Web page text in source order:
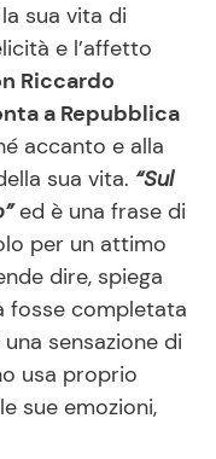
in TV
Piatti
Facili e Veloci
Feste
per Bambini
sua vita di
e l’affetto
Riccardo
a Repubblica
accanto e alla
sua vita. “Sul
ed è una frase di
per un attimo
dire, spiega
fosse completata
sensazione di
usa proprio
sue emozioni,